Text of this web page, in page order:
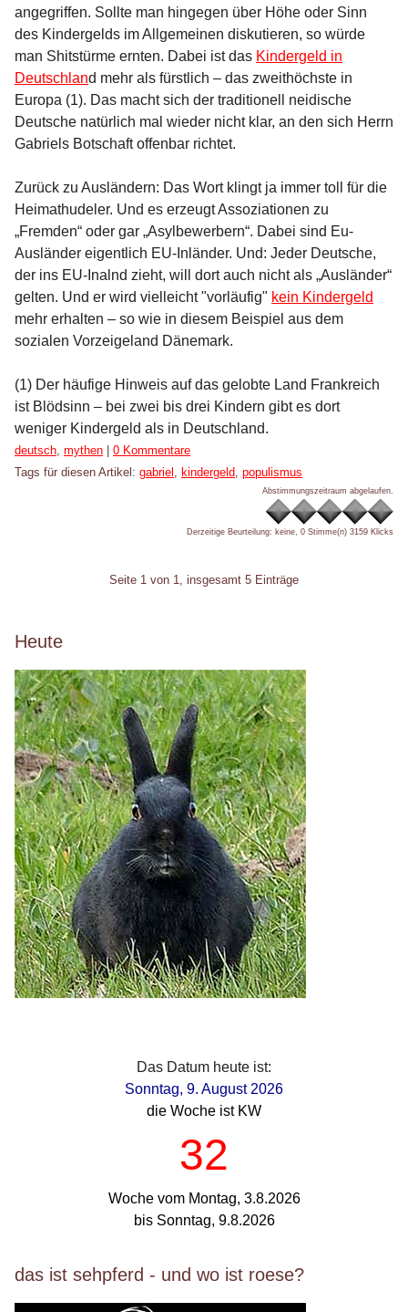
angegriffen. Sollte man hingegen über Höhe oder Sinn
des Kindergelds im Allgemeinen diskutieren, so würde
man Shitstürme ernten. Dabei ist das Kindergeld in
Deutschland mehr als fürstlich – das zweithöchste in
Europa (1). Das macht sich der traditionell neidische
Deutsche natürlich mal wieder nicht klar, an den sich Herrn
Gabriels Botschaft offenbar richtet.
Zurück zu Ausländern: Das Wort klingt ja immer toll für die
Heimathudeler. Und es erzeugt Assoziationen zu
„Fremden“ oder gar „Asylbewerbern“. Dabei sind Eu-
Ausländer eigentlich EU-Inländer. Und: Jeder Deutsche,
der ins EU-Inalnd zieht, will dort auch nicht als „Ausländer“
gelten. Und er wird vielleicht "vorläufig" kein Kindergeld
mehr erhalten – so wie in diesem Beispiel aus dem
sozialen Vorzeigeland Dänemark.
(1) Der häufige Hinweis auf das gelobte Land Frankreich
ist Blödsinn – bei zwei bis drei Kindern gibt es dort
weniger Kindergeld als in Deutschland.
Kategorien:
deutsch mythen
0 Kommentare
Tags für diesen Artikel: gabriel kindergeld populismus
Abstimmungszeitraum abgelaufen.
Derzeitige Beurteilung: keine, 0 Stimme(n) 3159 Klicks
Seite 1 von 1, insgesamt 5 Einträge
Seitenleiste
Heute
Das Datum heute ist:
Sonntag, 9. August 2026
die Woche ist KW
32
Woche vom Montag, 3.8.2026
bis Sonntag, 9.8.2026
das ist sehpferd - und wo ist roese?